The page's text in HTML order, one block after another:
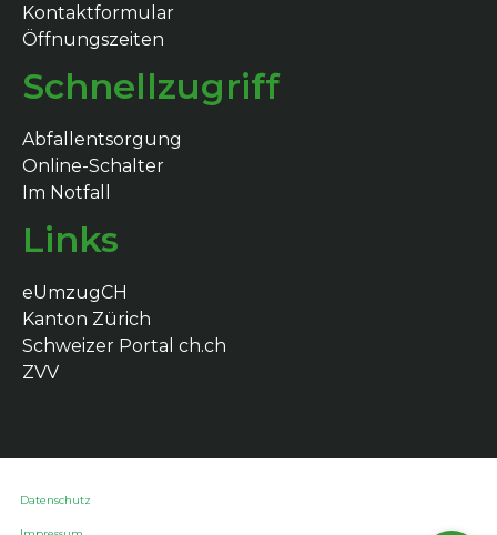
Kontaktformular
Öffnungszeiten
Schnellzugriff
Abfallentsorgung
Online-Schalter
Im Notfall
Links
eUmzugCH
Kanton Zürich
Schweizer Portal ch.ch
ZVV
Datenschutz